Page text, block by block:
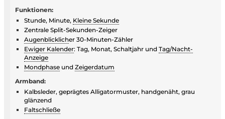
Funktionen:
Stunde, Minute, Kleine Sekunde
Zentrale Split-Sekunden-Zeiger
Augenblicklicher 30-Minuten-Zähler
Ewiger Kalender: Tag, Monat, Schaltjahr und Tag/Nacht-
Anzeige
Mondphase und Zeigerdatum
Armband:
Kalbsleder, geprägtes Alligatormuster, handgenäht, grau
glänzend
Faltschließe